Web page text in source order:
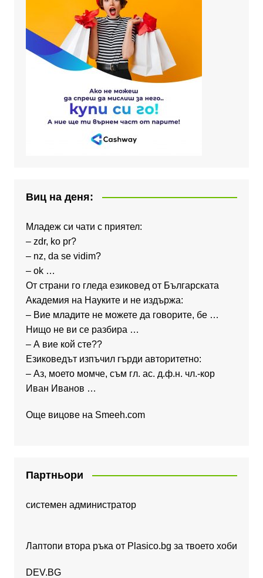
Виц на деня:
Младеж си чати с приятел:
– zdr, ko pr?
– nz, da se vidim?
– ok …
От страни го гледа езиковед от Българската
Академия на Науките и не издържа:
– Вие младите не можете да говорите, бе …
Нищо не ви се разбира …
– А вие кой сте??
Езиковедът изпъчил гърди авторитетно:
– Аз, моето момче, съм гл. ас. д.ф.н. чл.-кор
Иван Иванов …
Още вицове на Smeeh.com
Партньори
системен администратор
Лаптопи втора ръка от Plasico.bg за твоето хоби
DEV.BG